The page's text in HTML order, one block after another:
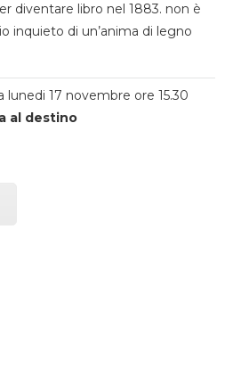
diventare libro nel 1883. non è
inquieto di un’anima di legno
lunedi 17 novembre ore 15.30
al destino